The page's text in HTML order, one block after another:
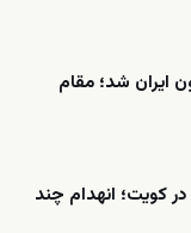
ایران شد؛ مقام
در کویت؛ انهدام چند